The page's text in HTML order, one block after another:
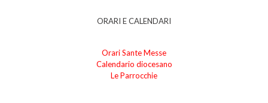
ORARI E CALENDARI
Orari Sante Messe
Calendario diocesano
Le Parrocchie